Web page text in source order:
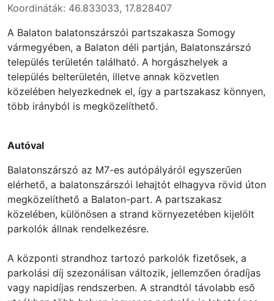
Koordináták: 46.833033, 17.828407
A Balaton balatonszárszói partszakasza Somogy
vármegyében, a Balaton déli partján, Balatonszárszó
település területén található. A horgászhelyek a
település belterületén, illetve annak közvetlen
közelében helyezkednek el, így a partszakasz könnyen,
több irányból is megközelíthető.
Autóval
Balatonszárszó az M7-es autópályáról egyszerűen
elérhető, a balatonszárszói lehajtót elhagyva rövid úton
megközelíthető a Balaton-part. A partszakasz
közelében, különösen a strand környezetében kijelölt
parkolók állnak rendelkezésre.
A központi strandhoz tartozó parkolók fizetősek, a
parkolási díj szezonálisan változik, jellemzően óradíjas
vagy napidíjas rendszerben. A strandtól távolabb eső